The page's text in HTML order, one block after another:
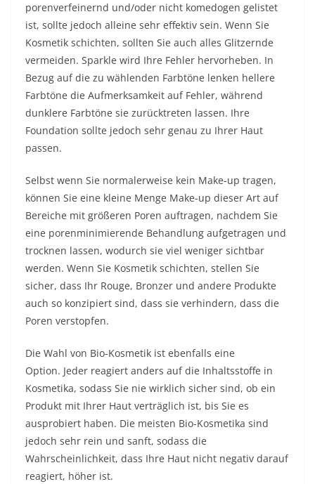
porenverfeinernd und/oder nicht komedogen gelistet
ist, sollte jedoch alleine sehr effektiv sein. Wenn Sie
Kosmetik schichten, sollten Sie auch alles Glitzernde
vermeiden. Sparkle wird Ihre Fehler hervorheben. In
Bezug auf die zu wählenden Farbtöne lenken hellere
Farbtöne die Aufmerksamkeit auf Fehler, während
dunklere Farbtöne sie zurücktreten lassen. Ihre
Foundation sollte jedoch sehr genau zu Ihrer Haut
passen.
Selbst wenn Sie normalerweise kein Make-up tragen,
können Sie eine kleine Menge Make-up dieser Art auf
Bereiche mit größeren Poren auftragen, nachdem Sie
eine porenminimierende Behandlung aufgetragen und
trocknen lassen, wodurch sie viel weniger sichtbar
werden. Wenn Sie Kosmetik schichten, stellen Sie
sicher, dass Ihr Rouge, Bronzer und andere Produkte
auch so konzipiert sind, dass sie verhindern, dass die
Poren verstopfen.
Die Wahl von Bio-Kosmetik ist ebenfalls eine
Option. Jeder reagiert anders auf die Inhaltsstoffe in
Kosmetika, sodass Sie nie wirklich sicher sind, ob ein
Produkt mit Ihrer Haut verträglich ist, bis Sie es
ausprobiert haben. Die meisten Bio-Kosmetika sind
jedoch sehr rein und sanft, sodass die
Wahrscheinlichkeit, dass Ihre Haut nicht negativ darauf
reagiert, höher ist.